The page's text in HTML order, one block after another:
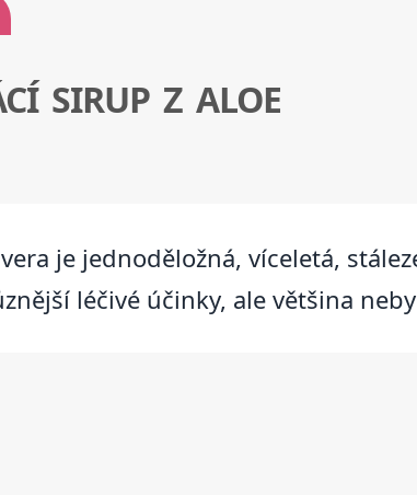
SIRUP Z ALOE
je jednoděložná, víceletá,
léčivé účinky, ale většina